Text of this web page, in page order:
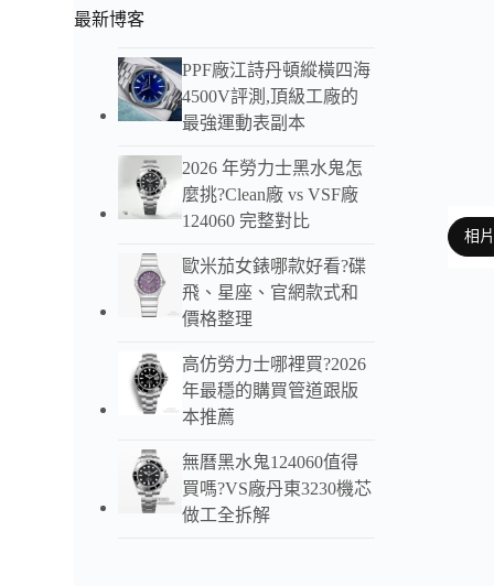
相片
整
原
搭
後
最新博客
PPF廠江詩丹頓縱橫四海
4500V評測,頂級工廠的
最強運動表副本
2026 年勞力士黑水鬼怎
麼挑?Clean廠 vs VSF廠
124060 完整對比
歐米茄女錶哪款好看?碟
飛、星座、官網款式和
價格整理
高仿勞力士哪裡買?2026
年最穩的購買管道跟版
本推薦
無曆黑水鬼124060值得
買嗎?VS廠丹東3230機芯
做工全拆解